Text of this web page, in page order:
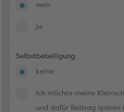
nein
ja
Selbstbeteiligung
keine
Ich möchte meine
und dafür Beitrag sparen